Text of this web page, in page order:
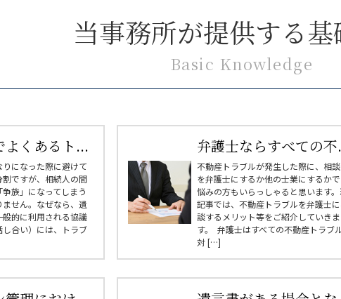
当事務所が提供する
Basic Knowledge
よくあるト...
になった際に避けて
ですが、相続人の間
族」になってしまう
せん。なぜなら、遺
的に利用される協議
し合い）には、トラブ
弁護士ならすべての
不動産トラブルが発生した際に、相
を弁護士にするか他の士業にするか
悩みの方もいらっしゃると思います。
記事では、不動産トラブルを弁護士
談するメリット等をご紹介していきま
す。 弁護士はすべての不動産トラブ
対 […]